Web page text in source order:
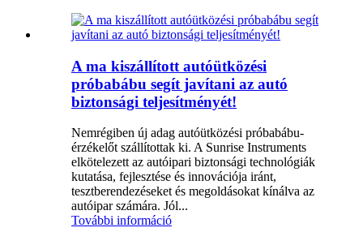
A ma kiszállított autóütközési
próbabábu segít javítani az autó
biztonsági teljesítményét!
Nemrégiben új adag autóütközési próbabábu-
érzékelőt szállítottak ki. A Sunrise Instruments
elkötelezett az autóipari biztonsági technológiák
kutatása, fejlesztése és innovációja iránt,
tesztberendezéseket és megoldásokat kínálva az
autóipar számára. Jól...
További információ